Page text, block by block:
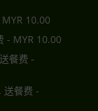
10.00
- MYR 10.00
餐费 -
送餐费 -